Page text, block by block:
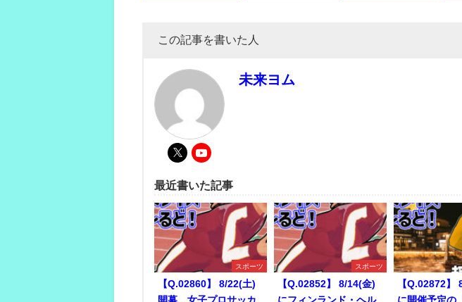
この記事を書いた人
未来ヨム
最近書いた記事
スポーツ
【Q.02860】 8/22(土)
開幕、女子プロサッカ
スポーツ
【Q.02852】 8/14(金)
にフィンランド・ヘル
【Q.02872】
に開催予定の